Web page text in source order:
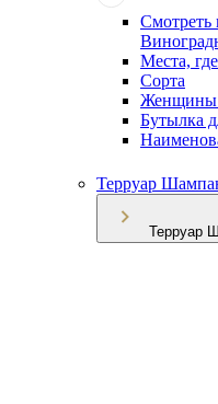
Смотреть
Места,
Сорта
Женщины
Бутылка
Терруар
Терруар